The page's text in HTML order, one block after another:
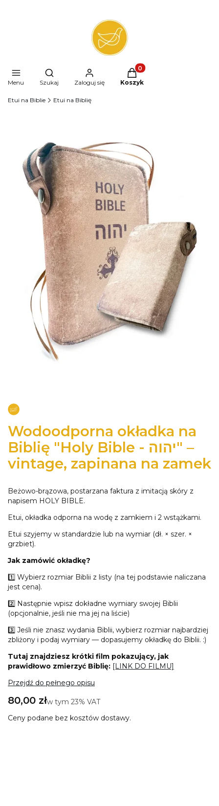
Menu
Otwórz wyszukiwarkę
Szukaj Zaloguj się
Produkty w koszyku: 0.
Koszyk
Etui na Biblie Etui na Biblię
Wodoodporna okładka na
Biblię "Holy Bible - יהוה" –
vintage, zapinana na zamek
Beżowo-brązowa, postarzana faktura z imitacją skóry z
napisem HOLY BIBLE.
Etui, okładka odporna na wodę z zamkiem i 2 wstążkami.
Etui szyjemy w standardzie lub na wymiar (dł. × szer. ×
grzbiet).
Jak zamówić okładkę?
1️⃣ Wybierz rozmiar Biblii z listy (na tej podstawie naliczana
jest cena).
2️⃣ Następnie wpisz dokładne wymiary swojej Biblii
(opcjonalnie, jeśli nie ma jej na liście)
3️⃣ Jeśli nie znasz wydania Biblii, wybierz rozmiar najbardziej
zbliżony i podaj wymiary — dopasujemy okładkę do Biblii. :)
Tutaj znajdziesz krótki film pokazujący, jak
prawidłowo zmierzyć Biblię: [LINK DO FILMU]
Przejdź do pełnego opisu
Cena
80,00 złw tym 23% VAT
w tym 23% VAT
Ceny podane bez kosztów dostawy.